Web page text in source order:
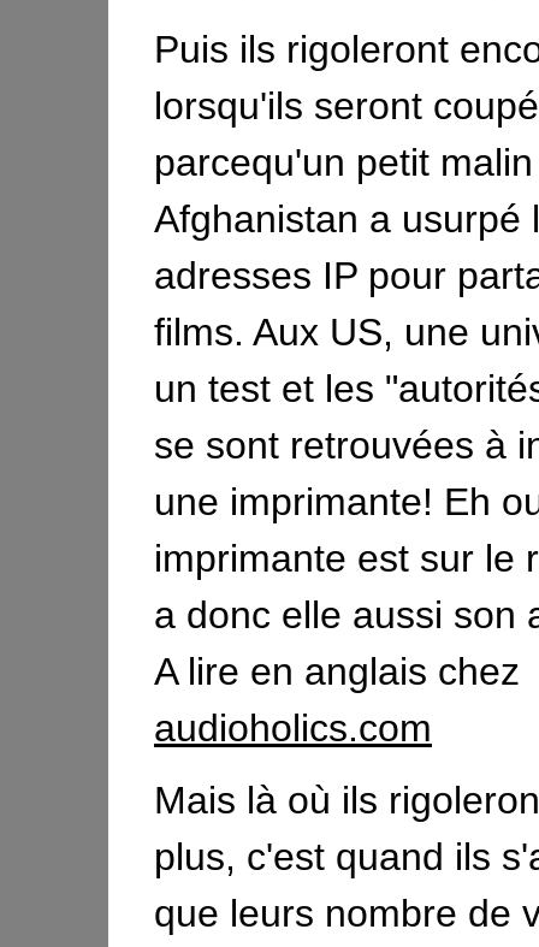
Puis ils rigoleront
lorsqu'ils seront
parcequ'un petit
Afghanistan a usurpé
adresses IP pour
films. Aux US, une
un test et les
se sont retrouvées à
une imprimante! Eh
imprimante est sur le
a donc elle aussi son
A lire en anglais chez
audioholics.com
Mais là où ils
plus, c'est quand ils
que leurs nombre de